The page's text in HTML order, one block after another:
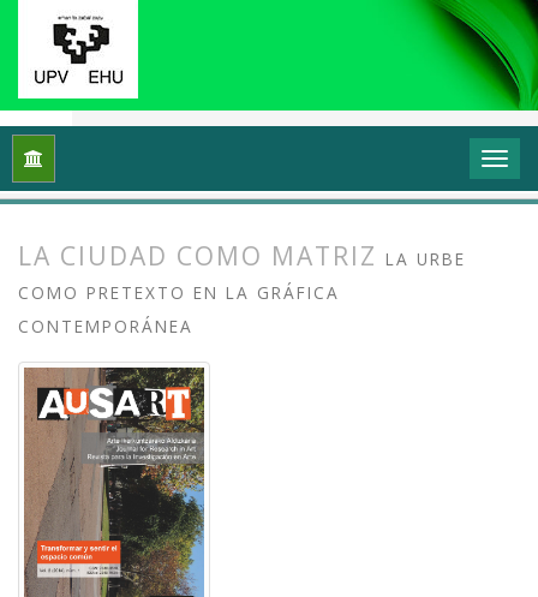
Inicio Vol. 2 Núm. 1 (2014): Transformar y sentir
LA CIUDAD COMO MATRIZ LA URBE
COMO PRETEXTO EN LA GRÁFICA
CONTEMPORÁNEA